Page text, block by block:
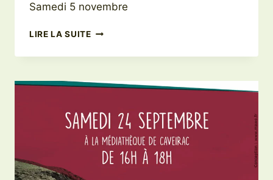
Samedi 5 novembre
LIRE LA SUITEBIGGER
US